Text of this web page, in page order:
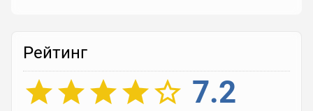
Рейтинг
7.2